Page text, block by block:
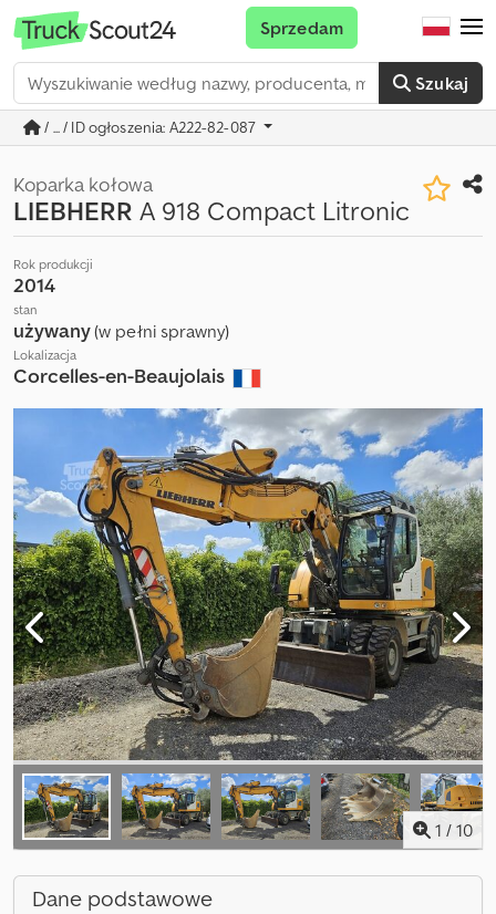
Szukaj
Sprzedam
/ ... / ID ogłoszenia: A222-82-087
Koparka kołowa
LIEBHERR A 918 Compact Litronic
Rok produkcji
2014
stan
używany(w pełni sprawny)
Lokalizacja
Corcelles-en-Beaujolais
1 / 10
Dane podstawowe